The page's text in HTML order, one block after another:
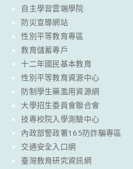
自主學習雲端學院
防災宣導網站
性別平等教育專區
教育儲蓄專戶
十二年國民基本教育
性別平等教育資源中心
防制學生藥濫用資源網
大學招生委員會聯合會
技專校院入學測驗中心
內政部警政署165防詐騙專區
交通安全入口網
臺灣教育研究資訊網